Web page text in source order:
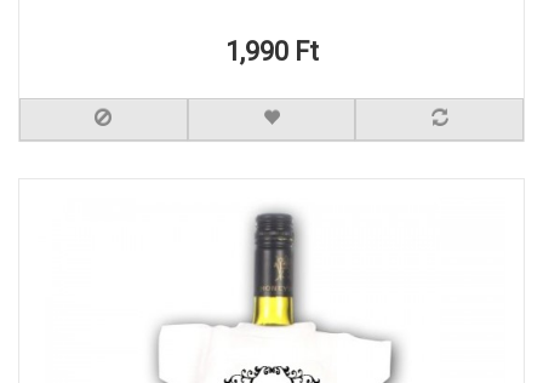
1,990 Ft